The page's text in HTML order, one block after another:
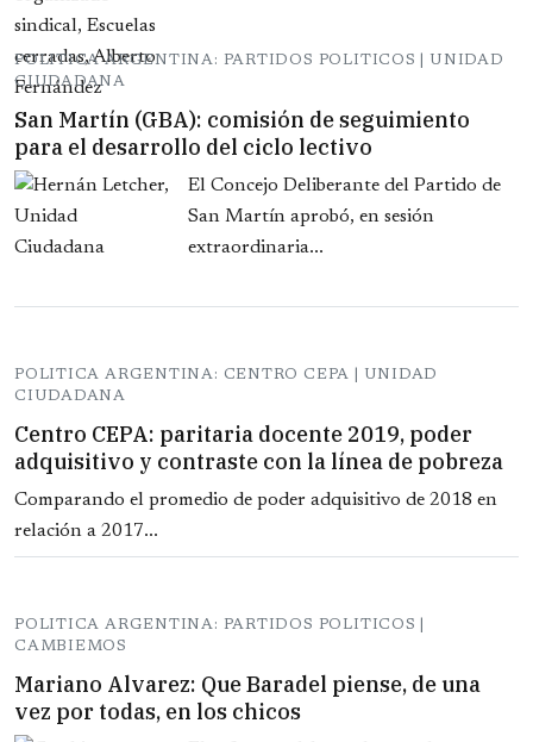
POLITICA ARGENTINA: PARTIDOS POLITICOS | UNIDAD
CIUDADANA
San Martín (GBA): comisión de seguimiento
para el desarrollo del ciclo lectivo
El Concejo Deliberante del Partido de
San Martín aprobó, en sesión
extraordinaria...
POLITICA ARGENTINA: CENTRO CEPA | UNIDAD
CIUDADANA
Centro CEPA: paritaria docente 2019, poder
adquisitivo y contraste con la línea de pobreza
Comparando el promedio de poder adquisitivo de 2018 en
relación a 2017...
POLITICA ARGENTINA: PARTIDOS POLITICOS |
CAMBIEMOS
Mariano Alvarez: Que Baradel piense, de una
vez por todas, en los chicos